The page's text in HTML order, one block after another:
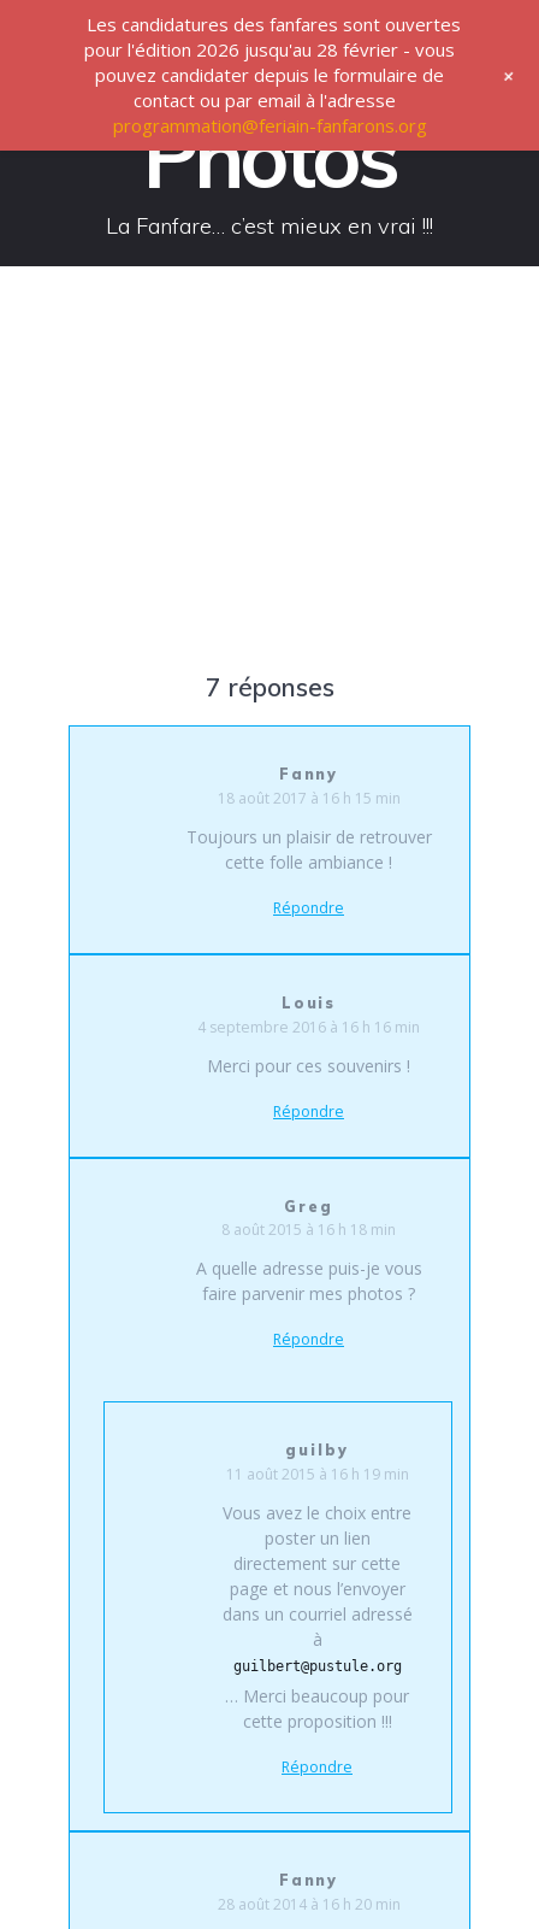
au
contenu
Photos
La Fanfare… c’est mieux en vrai !!!
7 réponses
Fanny
18 août 2017 à 16 h 15 min
Toujours un plaisir de retrouver
cette folle ambiance !
Répondre
Louis
4 septembre 2016 à 16 h 16 min
Merci pour ces souvenirs !
Répondre
Greg
8 août 2015 à 16 h 18 min
A quelle adresse puis-je vous
faire parvenir mes photos ?
Répondre
guilby
11 août 2015 à 16 h 19 min
Vous avez le choix entre
poster un lien
directement sur cette
page et nous l’envoyer
dans un courriel adressé
à
guilbert@pustule.org
… Merci beaucoup pour
cette proposition !!!
Répondre
Fanny
28 août 2014 à 16 h 20 min
Les candidatures des fanfares sont ouvertes
pour l'édition 2026 jusqu'au 28 février - vous
pouvez candidater depuis le formulaire de
contact ou par email à l'adresse
programmation@feriain-fanfarons.org
+